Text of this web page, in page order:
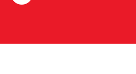
la APP